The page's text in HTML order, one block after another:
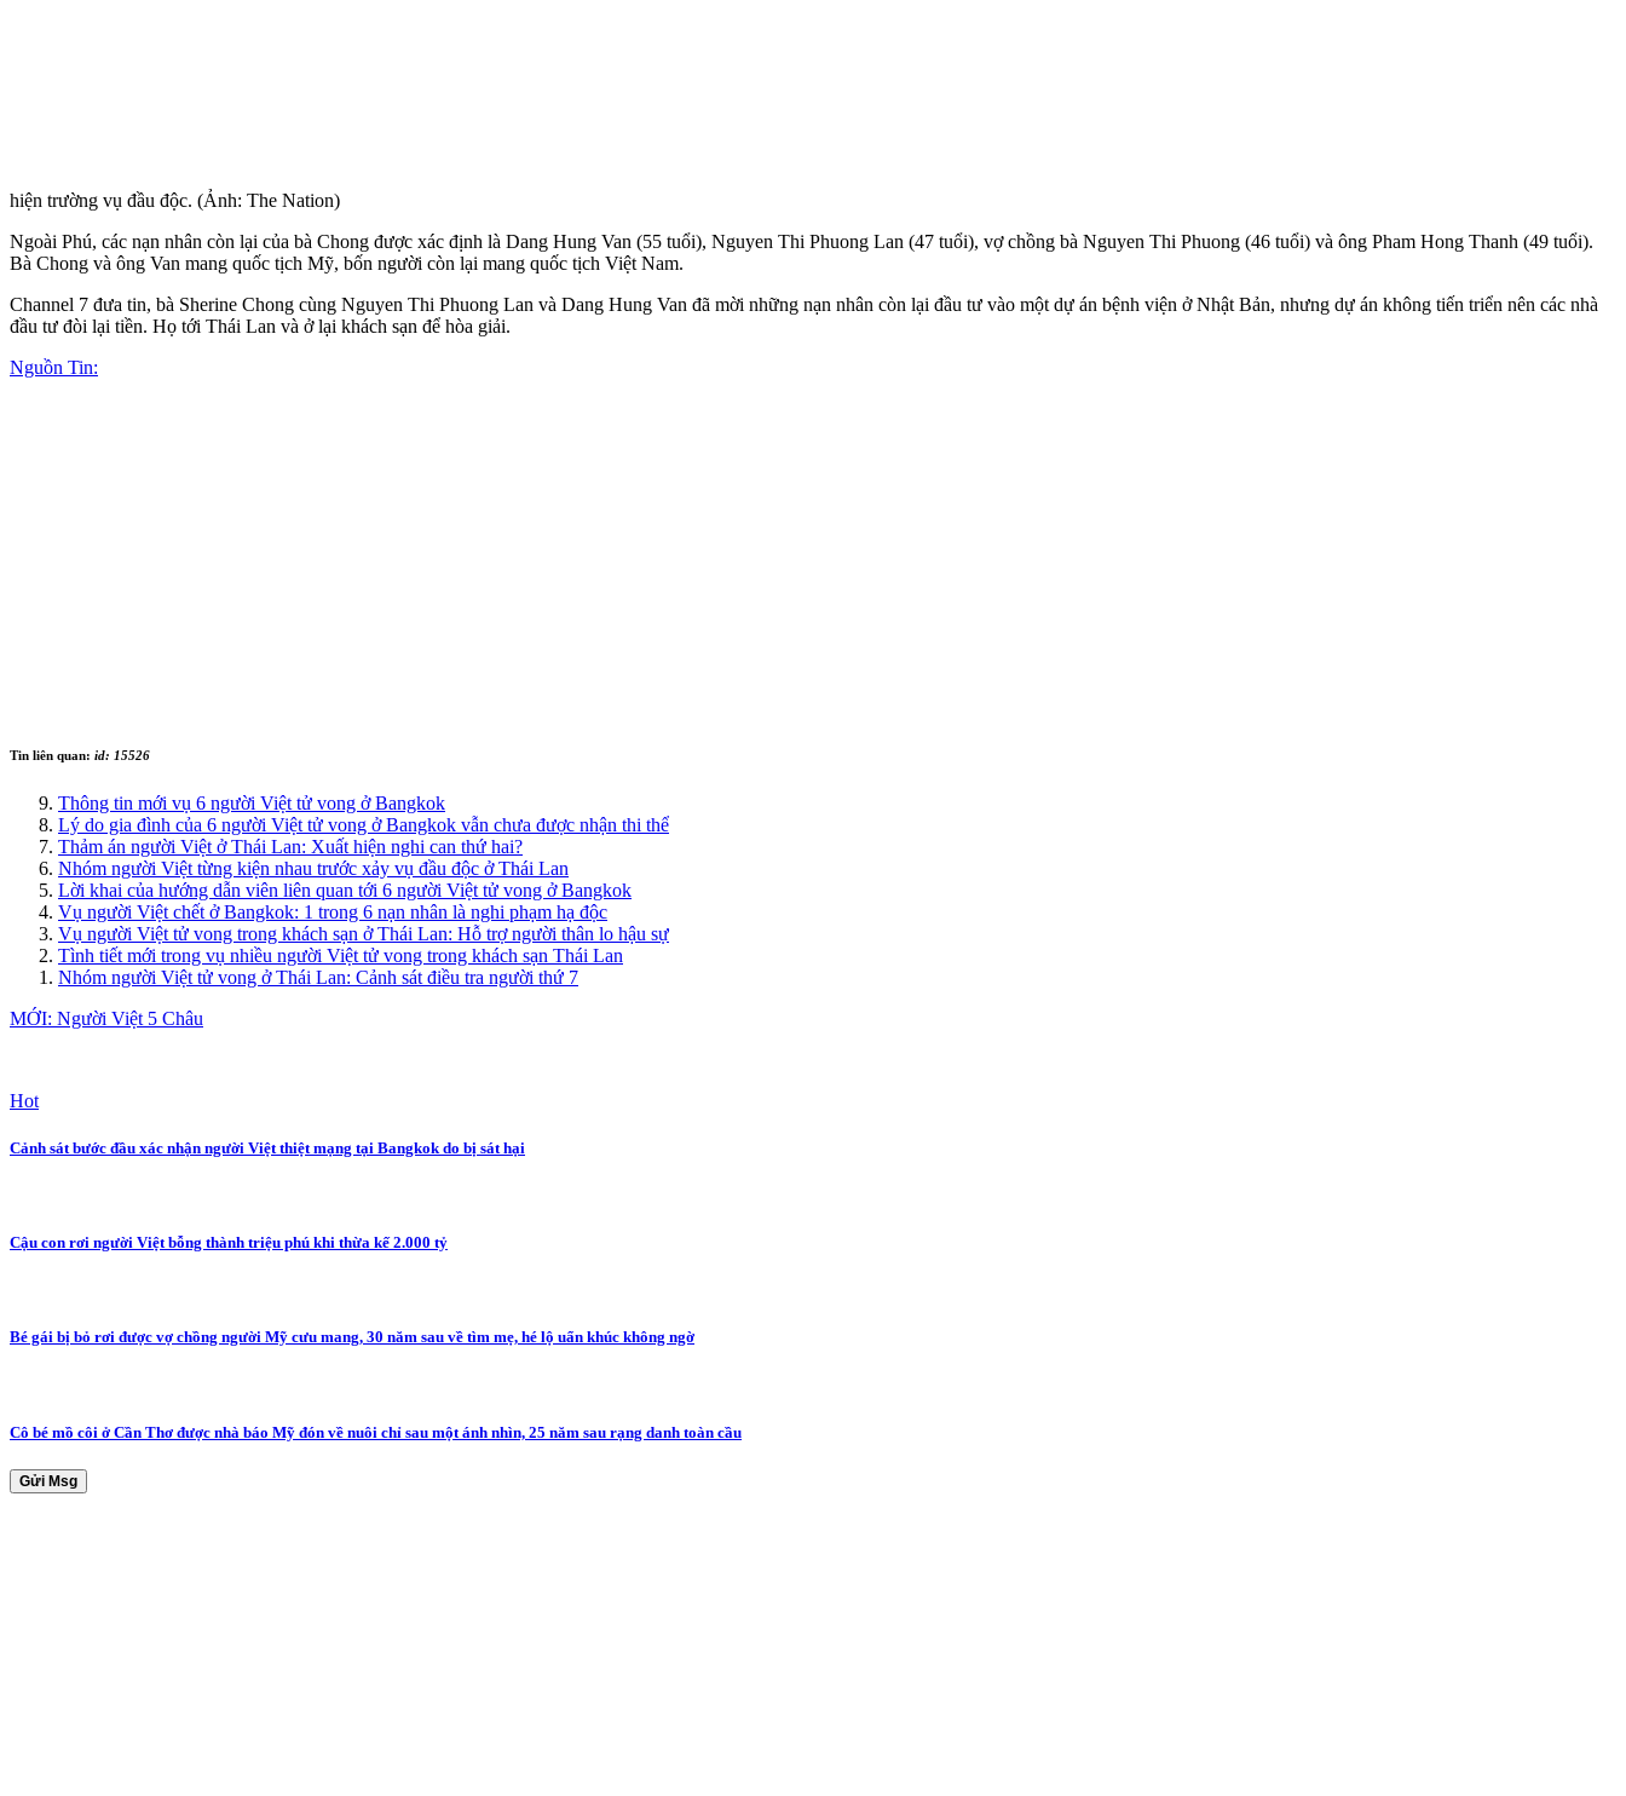
hiện trường vụ đầ‌u độ‌c. (Ảnh: The Nation)
Ngoài Phú, các nạn nhân còn lại của bà Chong được xác định là Dang Hung Van (55 tuổi), Nguyen Thi Phuong Lan (47 tuổi), vợ chồng bà Nguyen Thi Phuong (46 tuổi) và ông Pham Hong Thanh (49 tuổi).
Bà Chong và ông Van mang quốc tịch Mỹ, bốn người còn lại mang quốc tịch Việt Nam.
Channel 7 đưa tin, bà Sherine Chong cùng Nguyen Thi Phuong Lan và Dang Hung Van đã mời những nạn nhân còn lại đầu tư vào một dự án bệnh viện ở Nhật Bản, nhưng dự án không tiến triển nên các nhà
đầu tư đòi lại tiền. Họ tới Thái Lan và ở lại khách sạn để hòa giải.
Nguồn Tin:
Tin liên quan: id: 15526
Thông tin mới vụ 6 người Việt tử vong ở Bangkok
Lý do gia đình của 6 người Việt tử vong ở Bangkok vẫn chưa được nhận thi thể
Thảm án người Việt ở Thái Lan: Xuất hiện nghi can thứ hai?
Nhóm người Việt từng kiện nhau trước xảy vụ đầu độc ở Thái Lan
Lời khai của hướng dẫn viên liên quan tới 6 người Việt tử vong ở Bangkok
Vụ người Việt chết ở Bangkok: 1 trong 6 nạn nhân là nghi phạm hạ độc
Vụ người Việt tử vong trong khách sạn ở Thái Lan: Hỗ trợ người thân lo hậu sự
Tình tiết mới trong vụ nhiều người Việt tử vong trong khách sạn Thái Lan
Nhóm người Việt tử vong ở Thái Lan: Cảnh sát điều tra người thứ 7
MỚI: Người Việt 5 Châu
Hot
Cảnh sát bước đầu xác nhận người Việt thiệt mạng tại Bangkok do bị sát hại
Cậu con rơi người Việt bỗng thành triệu phú khi thừa kế 2.000 tỷ
Bé gái bị bỏ rơi được vợ chồng người Mỹ cưu mang, 30 năm sau về tìm mẹ, hé lộ uẩn khúc không ngờ
Cô bé mồ côi ở Cần Thơ được nhà báo Mỹ đón về nuôi chỉ sau một ánh nhìn, 25 năm sau rạng danh toàn cầu
Gửi Msg